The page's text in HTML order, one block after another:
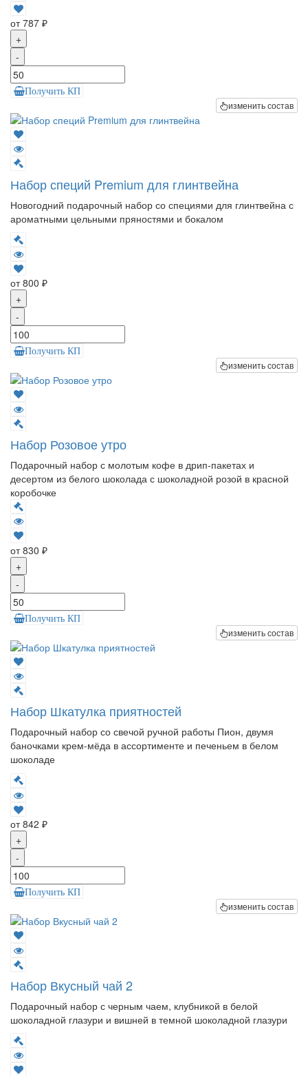
от 787 ₽
+
-
Получить КП
изменить состав
Набор специй Premium для глинтвейна
Новогодний подарочный набор со специями для глинтвейна с
ароматными цельными пряностями и бокалом
от 800 ₽
+
-
Получить КП
изменить состав
Набор Розовое утро
Подарочный набор с молотым кофе в дрип-пакетах и
десертом из белого шоколада с шоколадной розой в красной
коробочке
от 830 ₽
+
-
Получить КП
изменить состав
Набор Шкатулка приятностей
Подарочный набор со свечой ручной работы Пион, двумя
баночками крем-мёда в ассортименте и печеньем в белом
шоколаде
от 842 ₽
+
-
Получить КП
изменить состав
Набор Вкусный чай 2
Подарочный набор с черным чаем, клубникой в белой
шоколадной глазури и вишней в темной шоколадной глазури